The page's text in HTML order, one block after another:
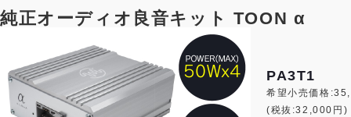
純正オーディオ良音キット TOON α
PA3T1
希望小売価格
(税抜:32,000円)